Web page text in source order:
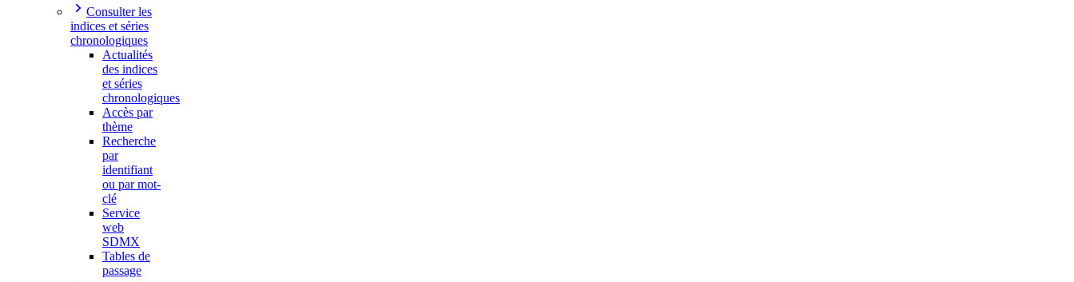
Consulter les
indices et séries
chronologiques
Actualités
des indices
et séries
chronologiques
Accès par
thème
Recherche
par
identifiant
ou par mot-
clé
Service
web
SDMX
Tables de
passage